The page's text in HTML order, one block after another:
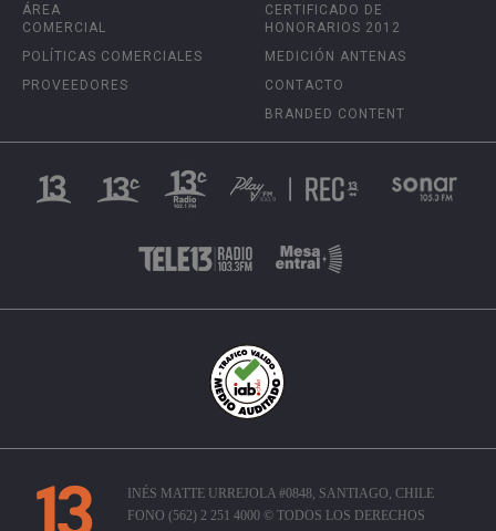
ÁREA
COMERCIAL
POLÍTICAS COMERCIALES
PROVEEDORES
CERTIFICADO DE
HONORARIOS 2012
MEDICIÓN ANTENAS
CONTACTO
BRANDED CONTENT
INÉS MATTE URREJOLA #0848, SANTIAGO, CHILE
FONO (562) 2 251 4000 © TODOS LOS DERECHOS